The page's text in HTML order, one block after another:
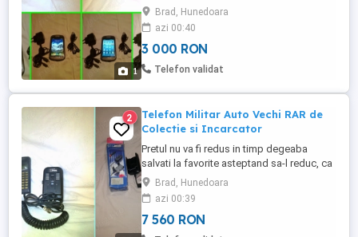
1
reduc, ca practic il urc treptat Doar 3000
lei ambele articole la pachet, oricum au
valoare mult mai mare de atat pentru ca
NU se mai fabrica asa ceva Nu le dau
separat Nu trimit cu ramburs Nu ma
Brad, Hunedoara
azi 00:40
3 000 RON
Telefon validat
2
Telefon Militar Auto Vechi RAR de
Colectie si Incarcator
Pretul nu va fi redus in timp degeaba
salvati la favorite asteptand sa-l reduc, ca
practic il urc treptat Doar 7560 lei
negociabil tot la pachet, oricum au valoare
mult mai mare de atat pentru ca NU se mai
fabrica asa ceva Nu le dau separat Nu le
Brad, Hunedoara
azi 00:39
7 560 RON